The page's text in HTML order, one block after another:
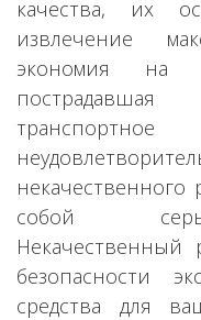
качества, их
извлечение
экономия на
некачественного
собой
Некачественный
безопасности
средства для